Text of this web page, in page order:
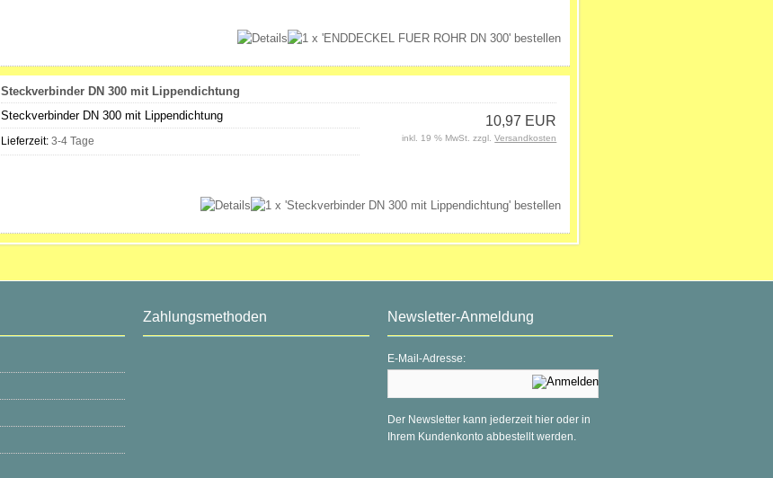
Steckverbinder DN 300 mit Lippendichtung
Steckverbinder DN 300 mit Lippendichtung
Lieferzeit: 3-4 Tage
10,97 EUR
inkl. 19 % MwSt. zzgl.Versandkosten
Zahlungsmethoden Newsletter-Anmeldung
E-Mail-Adresse:
Der Newsletter kann jederzeit hier oder in
Ihrem Kundenkonto abbestellt werden.